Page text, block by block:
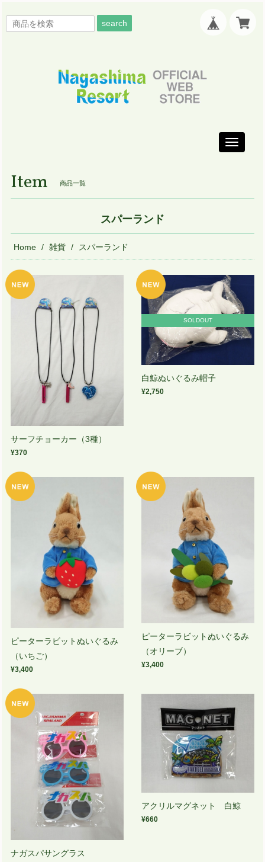
search
Toggle
Item 商品一覧
スパーランド
Home 雑貨 スパーランド
サーフチョーカー（3種）
¥370
SOLDOUT
白鯨ぬいぐるみ帽子
¥2,750
ピーターラビットぬいぐるみ
（いちご）
¥3,400
ピーターラビットぬいぐるみ
（オリーブ）
¥3,400
ナガスパサングラス
アクリルマグネット 白鯨
¥660